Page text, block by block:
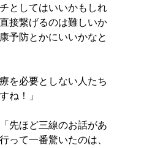
としてはいいかもしれ
接繋げるのは難しいか
予防とかにいいかなと
を必要としない人たち
ね！」
先ほど三線のお話があ
って一番驚いたのは、